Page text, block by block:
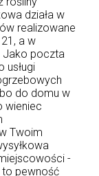
działa w
realizowane
a w
Jako poczta
usługi
do domu w
wieniec
Twoim
-
to pewność